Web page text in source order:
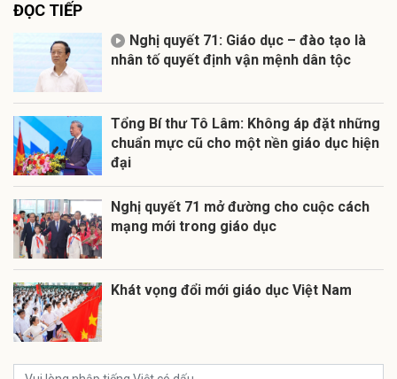
ĐỌC TIẾP
Nghị quyết 71: Giáo dục – đào tạo là
nhân tố quyết định vận mệnh dân tộc
Tổng Bí thư Tô Lâm: Không áp đặt những
chuẩn mực cũ cho một nền giáo dục hiện
đại
Nghị quyết 71 mở đường cho cuộc cách
mạng mới trong giáo dục
Khát vọng đổi mới giáo dục Việt Nam